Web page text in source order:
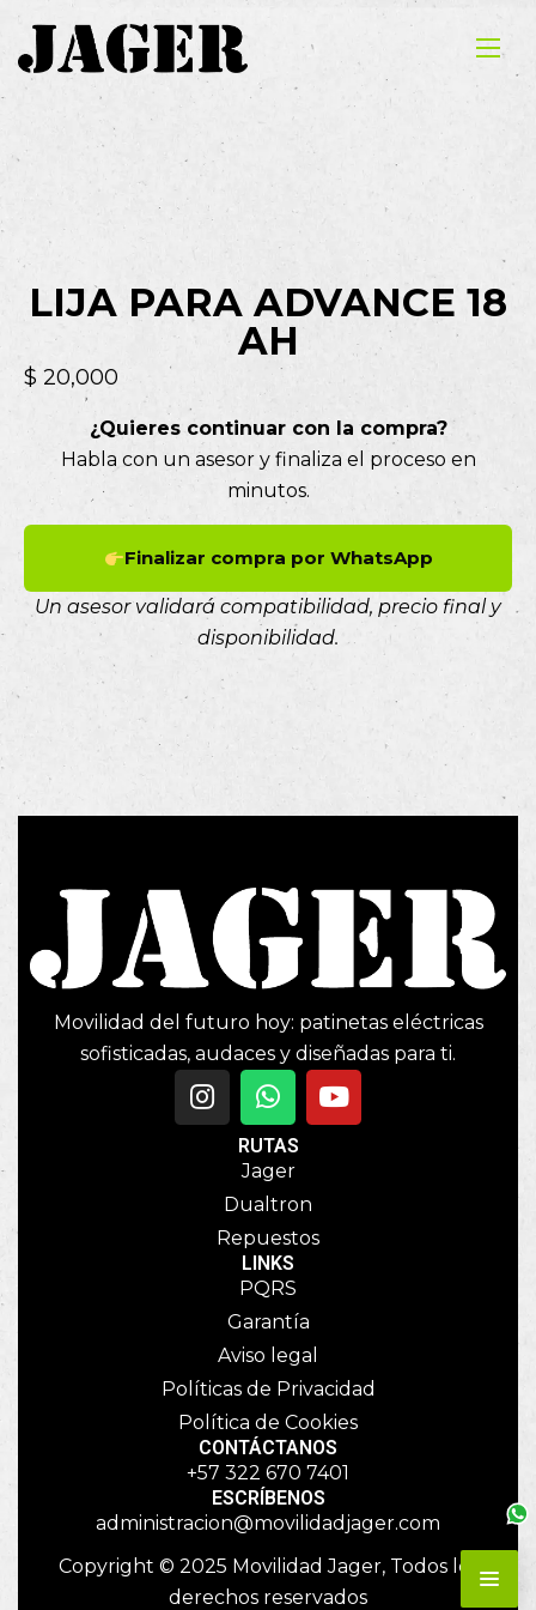
LIJA PARA ADVANCE 18
AH
$ 20,000
¿Quieres continuar con la compra?
Habla con un asesor y finaliza el proceso en
minutos.
Finalizar compra por WhatsApp
Un asesor validará compatibilidad, precio final y
disponibilidad.
Movilidad del futuro hoy: patinetas eléctricas
sofisticadas, audaces y diseñadas para ti.
RUTAS
Jager
Dualtron
Repuestos
LINKS
PQRS
Garantía
Aviso legal
Políticas de Privacidad
Política de Cookies
CONTÁCTANOS
+57 322 670 7401
ESCRÍBENOS
administracion@movilidadjager.com
Copyright © 2025 Movilidad Jager, Todos los
derechos reservados